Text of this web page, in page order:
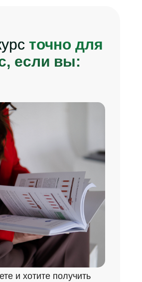
точно для
если вы:
и хотите получить